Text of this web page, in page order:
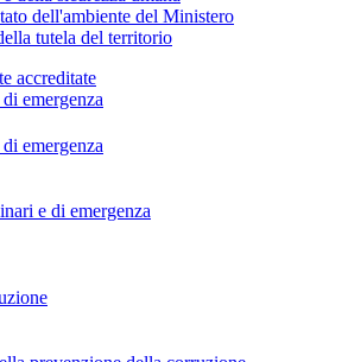
dell'ambiente del Ministero
tutela del territorio
accreditate
emergenza
emergenza
e di emergenza